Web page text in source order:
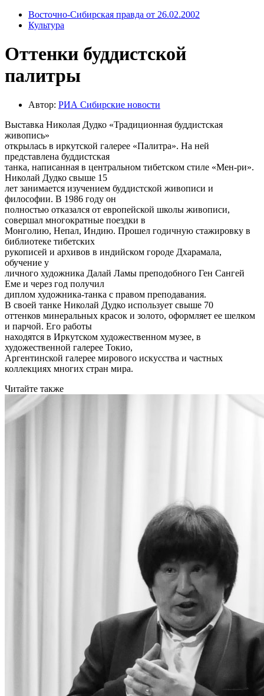
Восточно-Сибирская правда от 26.02.2002
Культура
Оттенки буддистской
палитры
Автор: РИА Cибирские новости
Выставка Николая Дудко «Традиционная буддистская
живопись»
открылась в иркутской галерее «Палитра». На ней
представлена буддистская
танка, написанная в центральном тибетском стиле «Мен-ри».
Николай Дудко свыше 15
лет занимается изучением буддистской живописи и
философии. В 1986 году он
полностью отказался от европейской школы живописи,
совершал многократные поездки в
Монголию, Непал, Индию. Прошел годичную стажировку в
библиотеке тибетских
рукописей и архивов в индийском городе Дхарамала,
обучение у
личного художника Далай Ламы преподобного Ген Сангей
Еме и через год получил
диплом художника-танка с правом преподавания.
В своей танке Николай Дудко использует свыше 70
оттенков минеральных красок и золото, оформляет ее шелком
и парчой. Его работы
находятся в Иркутском художественном музее, в
художественной галерее Токио,
Аргентинской галерее мирового искусства и частных
коллекциях многих стран мира.
Читайте также